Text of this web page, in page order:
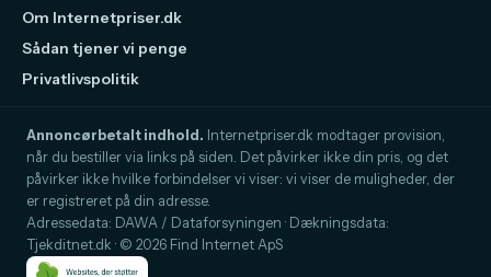
Om Internetpriser.dk
Sådan tjener vi penge
Privatlivspolitik
Annoncørbetalt indhold. Internetpriser.dk modtager provision,
når du bestiller via links på siden. Det påvirker ikke din pris, og det
påvirker ikke hvilke forbindelser vi viser: vi viser de muligheder, der
er registreret på din adresse.
Adressedata: DAWA / Dataforsyningen · Dækningsdata:
Tjekditnet.dk · © 2026 Find Internet ApS